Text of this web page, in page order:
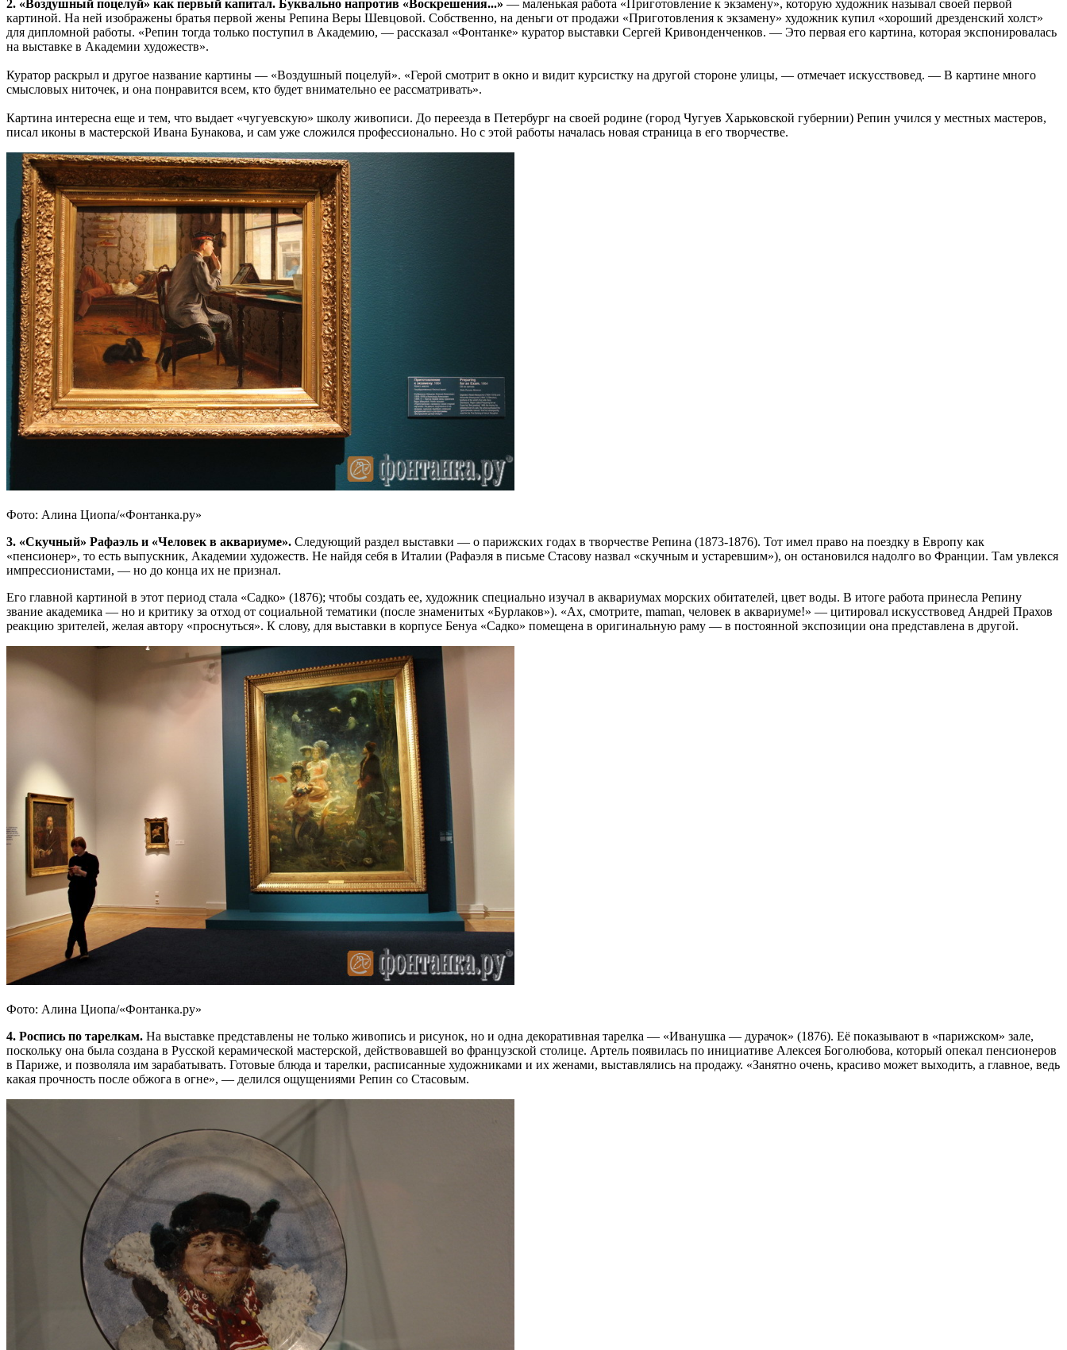
2. «Воздушный поцелуй» как первый капитал. Буквально напротив «Воскрешения...» — маленькая работа «Приготовление к экзамену», которую художник называл своей первой
картиной. На ней изображены братья первой жены Репина Веры Шевцовой. Собственно, на деньги от продажи «Приготовления к экзамену» художник купил «хороший дрезденский холст»
для дипломной работы. «Репин тогда только поступил в Академию, — рассказал «Фонтанке» куратор выставки Сергей Кривонденченков. — Это первая его картина, которая экспонировалась
на выставке в Академии художеств».
Куратор раскрыл и другое название картины — «Воздушный поцелуй». «Герой смотрит в окно и видит курсистку на другой стороне улицы, — отмечает искусствовед. — В картине много
смысловых ниточек, и она понравится всем, кто будет внимательно ее рассматривать».
Картина интересна еще и тем, что выдает «чугуевскую» школу живописи. До переезда в Петербург на своей родине (город Чугуев Харьковской губернии) Репин учился у местных мастеров,
писал иконы в мастерской Ивана Бунакова, и сам уже сложился профессионально. Но с этой работы началась новая страница в его творчестве.
Фото: Алина Циопа/«Фонтанка.ру»
3. «Скучный» Рафаэль и «Человек в аквариуме». Следующий раздел выставки — о парижских годах в творчестве Репина (1873-1876). Тот имел право на поездку в Европу как
«пенсионер», то есть выпускник, Академии художеств. Не найдя себя в Италии (Рафаэля в письме Стасову назвал «скучным и устаревшим»), он остановился надолго во Франции. Там увлекся
импрессионистами, — но до конца их не признал.
Его главной картиной в этот период стала «Садко» (1876); чтобы создать ее, художник специально изучал в аквариумах морских обитателей, цвет воды. В итоге работа принесла Репину
звание академика — но и критику за отход от социальной тематики (после знаменитых «Бурлаков»). «Ах, смотрите, maman, человек в аквариуме!» — цитировал искусствовед Андрей Прахов
реакцию зрителей, желая автору «проснуться». К слову, для выставки в корпусе Бенуа «Садко» помещена в оригинальную раму — в постоянной экспозиции она представлена в другой.
Фото: Алина Циопа/«Фонтанка.ру»
4. Роспись по тарелкам. На выставке представлены не только живопись и рисунок, но и одна декоративная тарелка — «Иванушка — дурачок» (1876). Её показывают в «парижском» зале,
поскольку она была создана в Русской керамической мастерской, действовавшей во французской столице. Артель появилась по инициативе Алексея Боголюбова, который опекал пенсионеров
в Париже, и позволяла им зарабатывать. Готовые блюда и тарелки, расписанные художниками и их женами, выставлялись на продажу. «Занятно очень, красиво может выходить, а главное, ведь
какая прочность после обжога в огне», — делился ощущениями Репин со Стасовым.